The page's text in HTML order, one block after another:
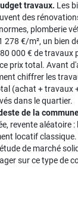
travaux. Les
des
plomberie
278 €/m², un bien
000 € de travaux
prix total. Avant
chiffrer les
(achat + travaux
dans le quartier.
de la
revente aléatoire
locatif
de marché
sur ce type de